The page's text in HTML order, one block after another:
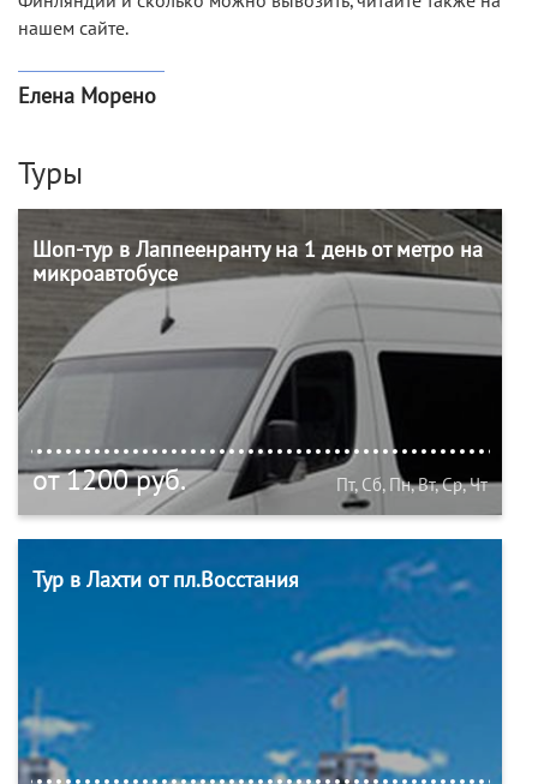
нашем сайте.
Елена Морено
Туры
Шоп-тур в Лаппеенранту на 1 день от метро на
микроавтобусе
от 1200 руб. Пт, Сб, Пн, Вт, Ср, Чт
Тур в Лахти от пл.Восстания